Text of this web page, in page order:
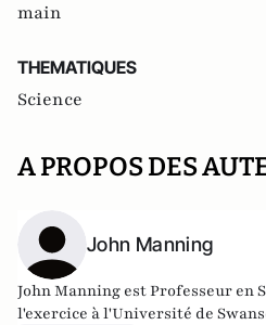
main
THEMATIQUES
Science
A PROPOS DES
John Manning
John Manning est Professeur en
l'exercice à l'Université de